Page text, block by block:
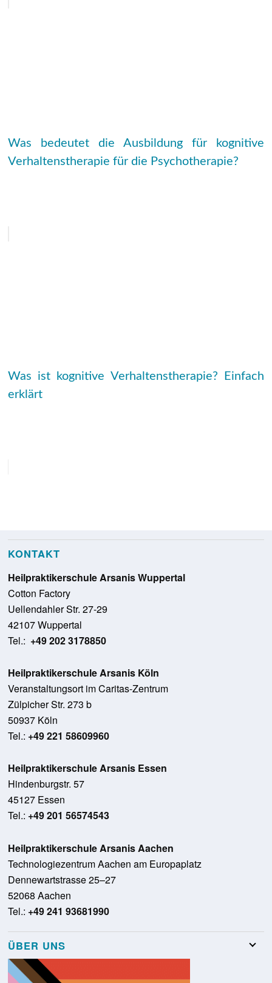
Was bedeutet die Ausbildung für kognitive
Verhaltenstherapie für die Psychotherapie?
Was ist kognitive Verhaltenstherapie? Einfach
erklärt
KONTAKT
Heilpraktikerschule Arsanis Wuppertal
Cotton Factory
Uellendahler Str. 27-29
42107 Wuppertal
Tel.: +49 202 3178850
Heilpraktikerschule Arsanis Köln
Veranstaltungsort im Caritas-Zentrum
Zülpicher Str. 273 b
50937 Köln
Tel.: +49 221 58609960
Heilpraktikerschule Arsanis Essen
Hindenburgstr. 57
45127 Essen
Tel.: +49 201 56574543
Heilpraktikerschule Arsanis Aachen
Technologiezentrum Aachen am Europaplatz
Dennewartstrasse 25–27
52068 Aachen
Tel.: +49 241 93681990
ÜBER UNS
Team